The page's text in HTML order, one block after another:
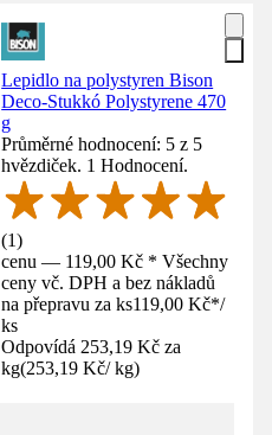
Lepidlo na polystyren Bison
Deco-Stukkó Polystyrene 470
g
Průměrné hodnocení: 5 z 5
hvězdiček. 1 Hodnocení.
(1)
cenu — 119,00 Kč * Všechny
ceny vč. DPH a bez nákladů
na přepravu za ks119,00 Kč*/
ks
Odpovídá 253,19 Kč za
kg(253,19 Kč/ kg)